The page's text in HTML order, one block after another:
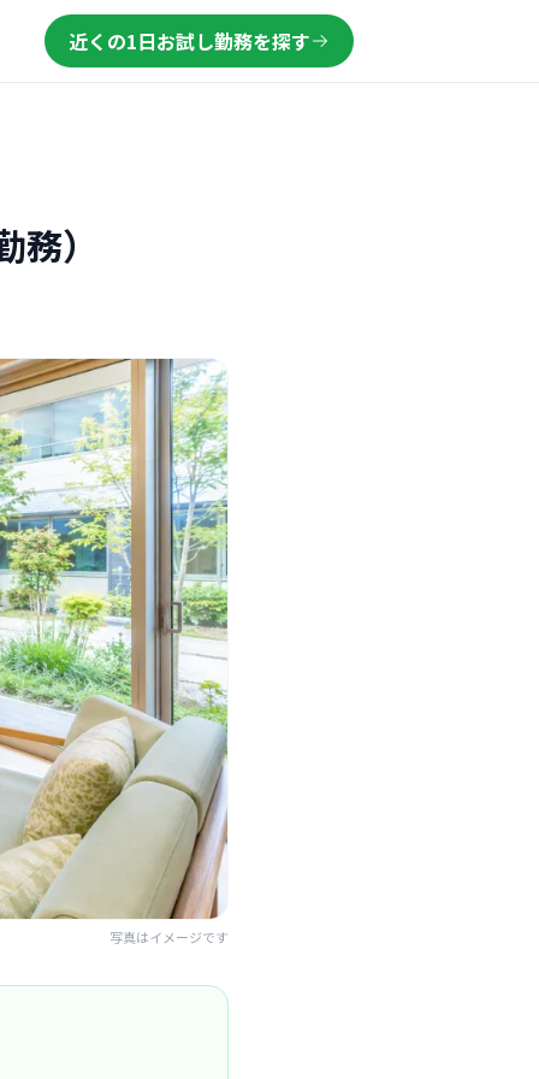
近くの1日お試し勤務を探す
）
写真はイメージです